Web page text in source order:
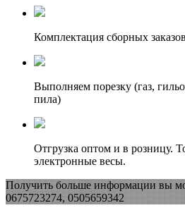
Комплектация сборных
Выполняем порезку (газ,
пила)
Отгрузка оптом и в розницу.
электронные весы.
Получить больше информации вы
0675723274, 0505659342